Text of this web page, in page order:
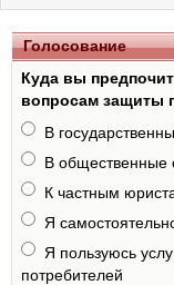
Голосование
Куда вы
вопросам защиты
В
В общественные
К частным
Я
Я пользуюсь
потребителей